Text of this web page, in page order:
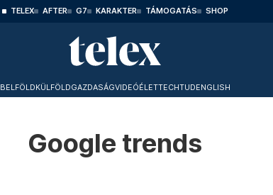
TELEX AFTER G7 KARAKTER TÁMOGATÁS SHOP
BELFÖLDKÜLFÖLDGAZDASÁGVIDEÓÉLETTECHTUDENGLISH
Google trends